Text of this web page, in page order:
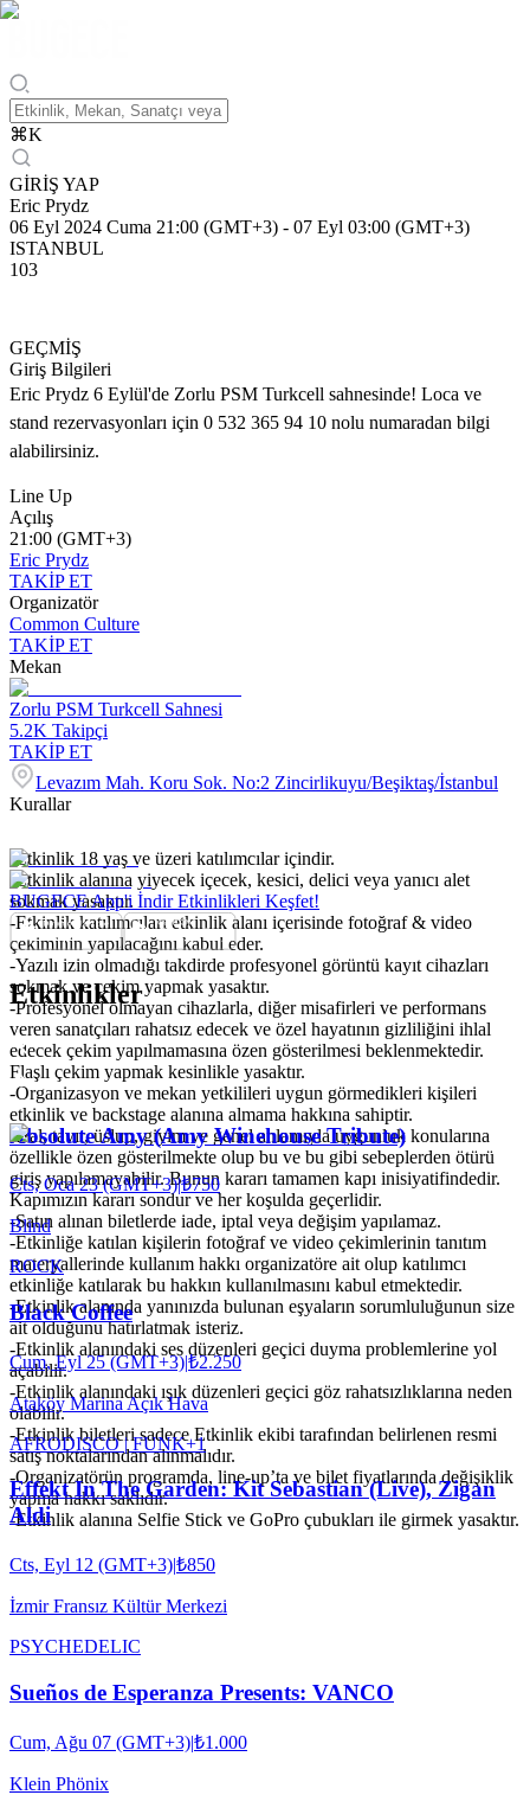
⌘K
GİRİŞ YAP
Eric Prydz
06 Eyl 2024 Cuma 21:00 (GMT+3) - 07 Eyl 03:00 (GMT+3)
ISTANBUL
103
GEÇMİŞ
Giriş Bilgileri
Eric Prydz 6 Eylül'de Zorlu PSM Turkcell sahnesinde! Loca ve
stand rezervasyonları için 0 532 365 94 10 nolu numaradan bilgi
alabilirsiniz.
Line Up
Açılış
21:00 (GMT+3)
Eric Prydz
TAKİP ET
Organizatör
Common Culture
TAKİP ET
Mekan
Zorlu PSM Turkcell Sahnesi
5.2K Takipçi
TAKİP ET
Levazım Mah. Koru Sok. No:2 Zincirlikuyu/Beşiktaş/İstanbul
Kurallar
-Etkinlik 18 yaş ve üzeri katılımcılar içindir.
-Etkinlik alanına yiyecek içecek, kesici, delici veya yanıcı alet
sokmak yasaktır.
-Etkinlik katılımcıları etkinlik alanı içerisinde fotoğraf & video
çekiminin yapılacağını kabul eder.
-Yazılı izin olmadığı takdirde profesyonel görüntü kayıt cihazları
sokmak ve çekim yapmak yasaktır.
-Profesyonel olmayan cihazlarla, diğer misafirleri ve performans
veren sanatçıları rahatsız edecek ve özel hayatının gizliliğini ihlal
edecek çekim yapılmamasına özen gösterilmesi beklenmektedir.
Flaşlı çekim yapmak kesinlikle yasaktır.
-Organizasyon ve mekan yetkilileri uygun görmedikleri kişileri
etkinlik ve backstage alanına almama hakkına sahiptir.
-Hal, tavır, üslup, giyim ve genel anlamıyla uygunluk konularına
özellikle özen gösterilmekte olup bu ve bu gibi sebeplerden ötürü
giriş yapılamayabilir. Bunun kararı tamamen kapı inisiyatifindedir.
Kapımızın kararı sondur ve her koşulda geçerlidir.
-Satın alınan biletlerde iade, iptal veya değişim yapılamaz.
-Etkinliğe katılan kişilerin fotoğraf ve video çekimlerinin tanıtım
materyallerinde kullanım hakkı organizatöre ait olup katılımcı
etkinliğe katılarak bu hakkın kullanılmasını kabul etmektedir.
-Etkinlik alanında yanınızda bulunan eşyaların sorumluluğunun size
ait olduğunu hatırlatmak isteriz.
-Etkinlik alanındaki ses düzenleri geçici duyma problemlerine yol
açabilir.
-Etkinlik alanındaki ışık düzenleri geçici göz rahatsızlıklarına neden
olabilir.
-Etkinlik biletleri sadece Etkinlik ekibi tarafından belirlenen resmi
satış noktalarından alınmalıdır.
-Organizatörün programda, line-up’ta ve bilet fiyatlarında değişiklik
yapma hakkı saklıdır.
-Etkinlik alanına Selfie Stick ve GoPro çubukları ile girmek yasaktır.
BUGECE App'i İndir Etkinlikleri Keşfet!
Etkinlikler
Absolute Amy (Amy Winehouse Tribute)
Cts, Oca 23 (GMT+3)|₺750
Blind
ROCK
Black Coffee
Cum, Eyl 25 (GMT+3)|₺2.250
Ataköy Marina Açık Hava
AFRODISCO | FUNK+1
Effekt In The Garden: Kit Sebastian (Live), Zigan
Aldi
Cts, Eyl 12 (GMT+3)|₺850
İzmir Fransız Kültür Merkezi
PSYCHEDELIC
Sueños de Esperanza Presents: VANCO
Cum, Ağu 07 (GMT+3)|₺1.000
Klein Phönix